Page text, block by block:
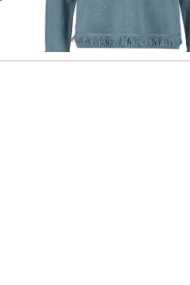
aus Wolle mit Kaschmir
169,95 €